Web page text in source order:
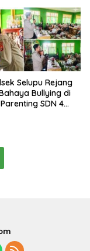
Selupu Rejang
Bullying di
SDN 4